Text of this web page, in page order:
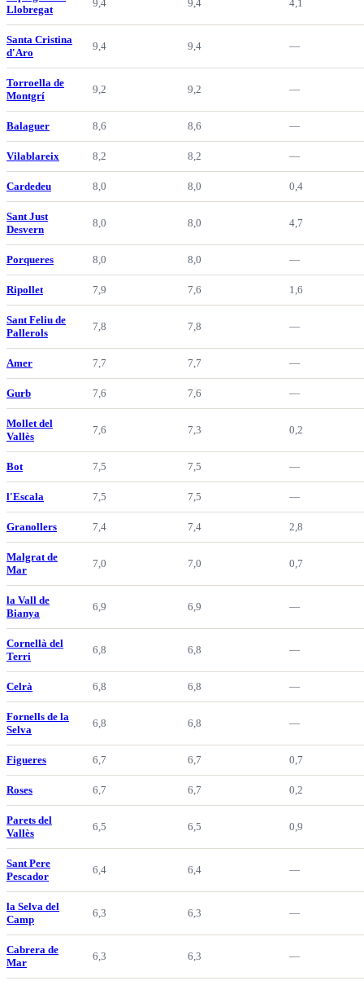
Llobregat
9,4 9,4 4,1
Santa Cristina
d'Aro
9,4 9,4 —
Torroella de
Montgrí
9,2 9,2 —
Balaguer 8,6 8,6 —
Vilablareix 8,2 8,2 —
Cardedeu 8,0 8,0 0,4
Sant Just
Desvern
8,0 8,0 4,7
Porqueres 8,0 8,0 —
Ripollet 7,9 7,6 1,6
Sant Feliu de
Pallerols
7,8 7,8 —
Amer 7,7 7,7 —
Gurb 7,6 7,6 —
Mollet del
Vallès
7,6 7,3 0,2
Bot 7,5 7,5 —
l'Escala 7,5 7,5 —
Granollers 7,4 7,4 2,8
Malgrat de
Mar
7,0 7,0 0,7
la Vall de
Bianya
6,9 6,9 —
Cornellà del
Terri
6,8 6,8 —
Celrà 6,8 6,8 —
Fornells de la
Selva
6,8 6,8 —
Figueres 6,7 6,7 0,7
Roses 6,7 6,7 0,2
Parets del
Vallès
6,5 6,5 0,9
Sant Pere
Pescador
6,4 6,4 —
la Selva del
Camp
6,3 6,3 —
Cabrera de
Mar
6,3 6,3 —